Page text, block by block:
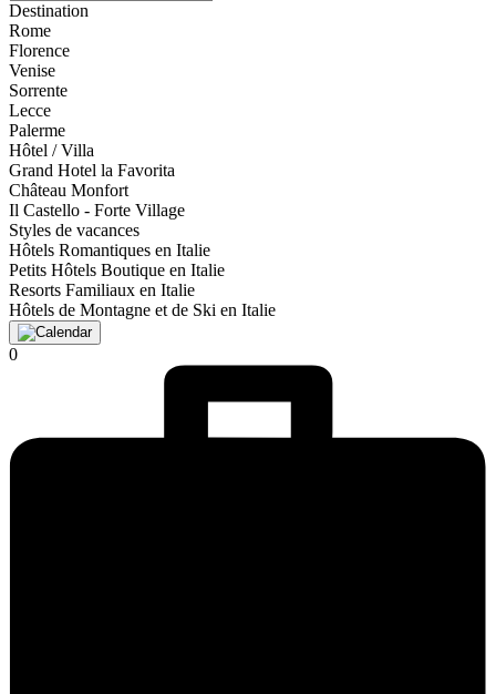
Destination
Rome
Florence
Venise
Sorrente
Lecce
Palerme
Hôtel / Villa
Grand Hotel la Favorita
Château Monfort
Il Castello - Forte Village
Styles de vacances
Hôtels Romantiques en Italie
Petits Hôtels Boutique en Italie
Resorts Familiaux en Italie
Hôtels de Montagne et de Ski en Italie
0